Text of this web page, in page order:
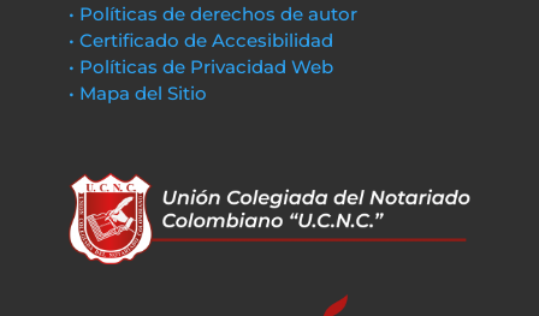
• Políticas de derechos de autor
• Certificado de Accesibilidad
• Políticas de Privacidad Web
• Mapa del Sitio